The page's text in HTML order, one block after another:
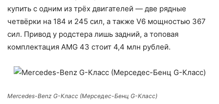
купить с одним из трёх двигателей — две рядные
четвёрки на 184 и 245 сил, а также V6 мощностью 367
сил. Привод у родстера лишь задний, а топовая
комплектация AMG 43 стоит 4,4 млн рублей.
Mercedes-Benz G-Класс (Мерседес-Бенц G-Класс)